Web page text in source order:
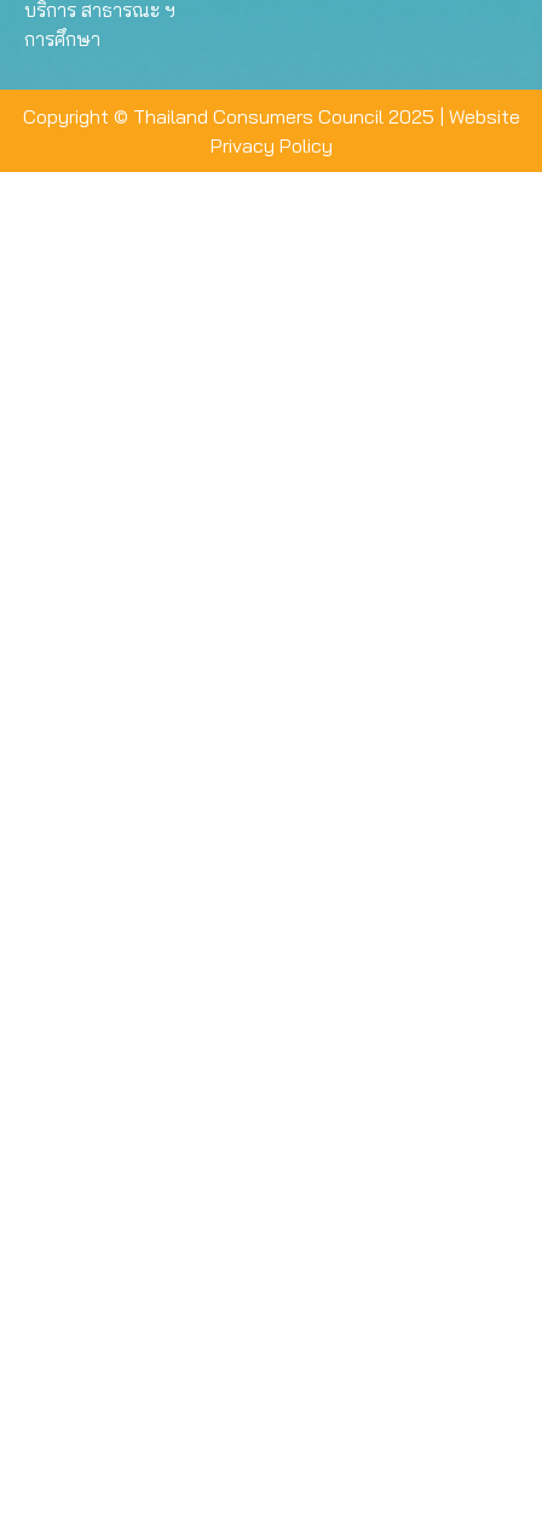
บริการ สาธารณะ ฯ
การศึกษา
Copyright © Thailand Consumers Council 2025 | Website
Privacy Policy